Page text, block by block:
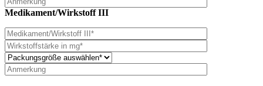
Medikament/Wirkstoff III